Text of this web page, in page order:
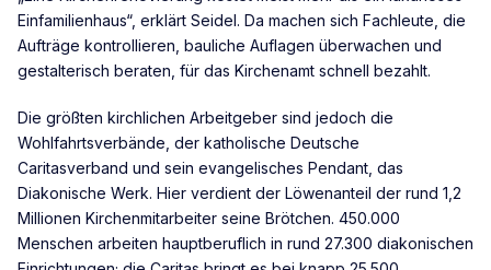
Einfamilienhaus“, erklärt Seidel. Da machen sich Fachleute, die
Aufträge kontrollieren, bauliche Auflagen überwachen und
gestalterisch beraten, für das Kirchenamt schnell bezahlt.
Die größten kirchlichen Arbeitgeber sind jedoch die
Wohlfahrtsverbände, der katholische Deutsche
Caritasverband und sein evangelisches Pendant, das
Diakonische Werk. Hier verdient der Löwenanteil der rund 1,2
Millionen Kirchenmitarbeiter seine Brötchen. 450.000
Menschen arbeiten hauptberuflich in rund 27.300 diakonischen